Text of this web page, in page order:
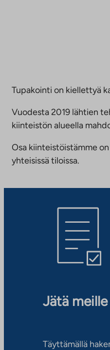
Tupakointi on kiellettyä
Vuodesta 2019 lähtien
kiinteistön alueella
Osa kiinteistöistämme
yhteisissä tiloissa.
Jätä
Täyttämällä